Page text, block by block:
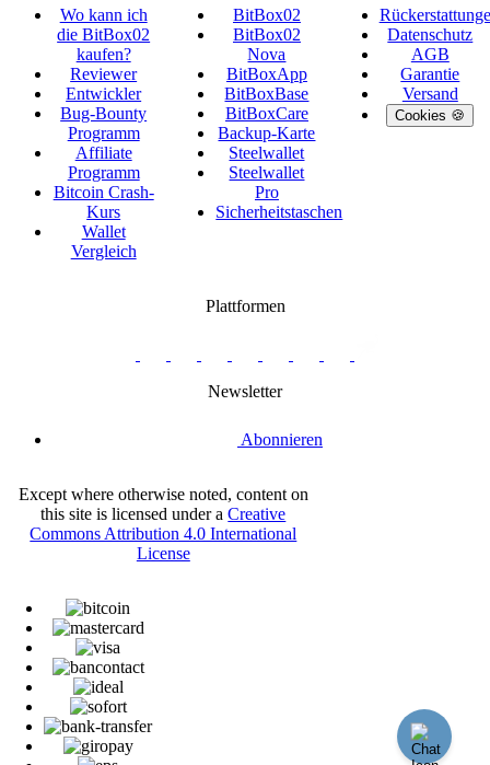
Wo kann ich
die BitBox02
kaufen?
Reviewer
Entwickler
Bug-Bounty
Programm
Affiliate
Programm
Bitcoin Crash-
Kurs
Wallet
Vergleich
BitBox02
BitBox02
Nova
BitBoxApp
BitBoxBase
BitBoxCare
Backup-Karte
Steelwallet
Steelwallet
Pro
Sicherheitstaschen
Datenschutz
AGB
Garantie
Versand
Cookies 🍪
Plattformen
swiss
group
Newsletter
Abonnieren
Except where otherwise noted, content on
this site is licensed under aCreative
Commons Attribution 4.0 International
License